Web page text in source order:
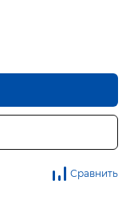
Сравнить